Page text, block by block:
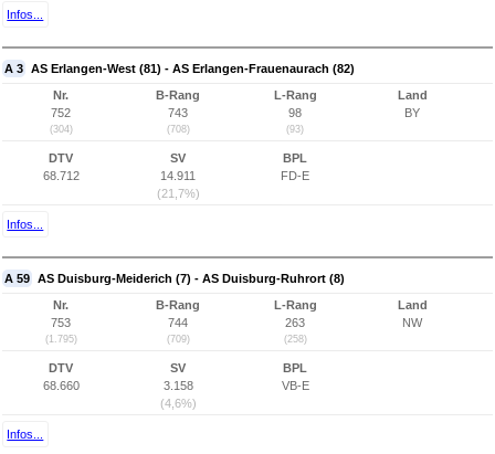
Infos...
A 3 AS Erlangen-West (81) - AS Erlangen-Frauenaurach (82)
Nr.
752
(304)
B-Rang
743
(708)
L-Rang
98
(93)
Land
BY
DTV
68.712
SV
14.911
(21,7%)
BPL
FD-E
Infos...
A 59 AS Duisburg-Meiderich (7) - AS Duisburg-Ruhrort (8)
Nr.
753
(1.795)
B-Rang
744
(709)
L-Rang
263
(258)
Land
NW
DTV
68.660
SV
3.158
(4,6%)
BPL
VB-E
Infos...